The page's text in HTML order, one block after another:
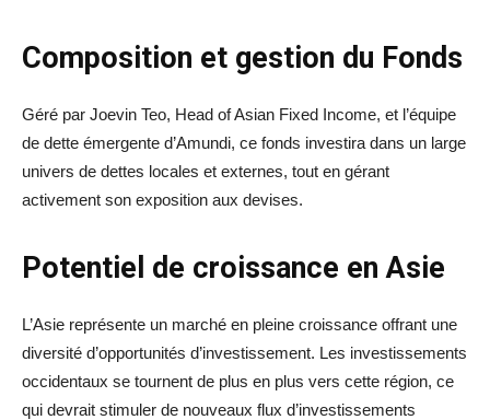
Composition et gestion du Fonds
Géré par Joevin Teo, Head of Asian Fixed Income, et l’équipe
de dette émergente d’Amundi, ce fonds investira dans un large
univers de dettes locales et externes, tout en gérant
activement son exposition aux devises.
Potentiel de croissance en Asie
L’Asie représente un marché en pleine croissance offrant une
diversité d’opportunités d’investissement. Les investissements
occidentaux se tournent de plus en plus vers cette région, ce
qui devrait stimuler de nouveaux flux d’investissements